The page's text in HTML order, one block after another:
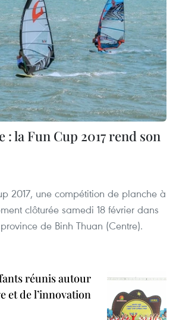
: la Fun Cup 2017 rend son
2017, une compétition de planche à
clôturée samedi 18 février dans
de Binh Thuan (Centre).
réunis autour
et de l’innovation